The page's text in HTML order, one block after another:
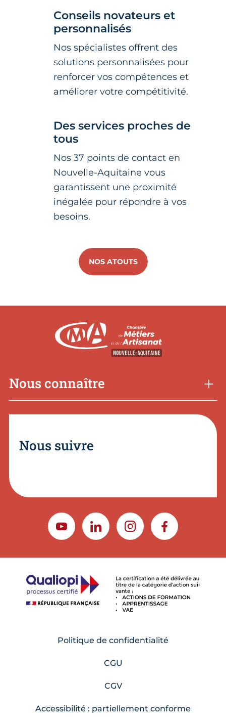
Conseils novateurs et
personnalisés
Nos spécialistes offrent des
solutions personnalisées pour
renforcer vos compétences et
améliorer votre compétitivité.
Des services proches de
tous
Nos 37 points de contact en
Nouvelle-Aquitaine vous
garantissent une proximité
inégalée pour répondre à vos
besoins.
NOS ATOUTS
Nous connaître
Nous suivre
YOUTUBELINKEDININSTAGRAMFACEBOOK
Politique de confidentialité
CGU
CGV
Accessibilité : partiellement conforme